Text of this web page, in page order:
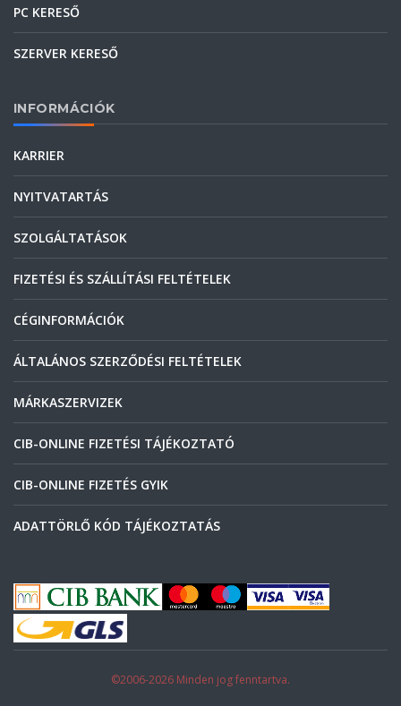
PC KERESŐ
SZERVER KERESŐ
INFORMÁCIÓK
KARRIER
NYITVATARTÁS
SZOLGÁLTATÁSOK
FIZETÉSI ÉS SZÁLLÍTÁSI FELTÉTELEK
CÉGINFORMÁCIÓK
ÁLTALÁNOS SZERZŐDÉSI FELTÉTELEK
MÁRKASZERVIZEK
CIB-ONLINE FIZETÉSI TÁJÉKOZTATÓ
CIB-ONLINE FIZETÉS GYIK
ADATTÖRLŐ KÓD TÁJÉKOZTATÁS
©2006-2026 Minden jog fenntartva.